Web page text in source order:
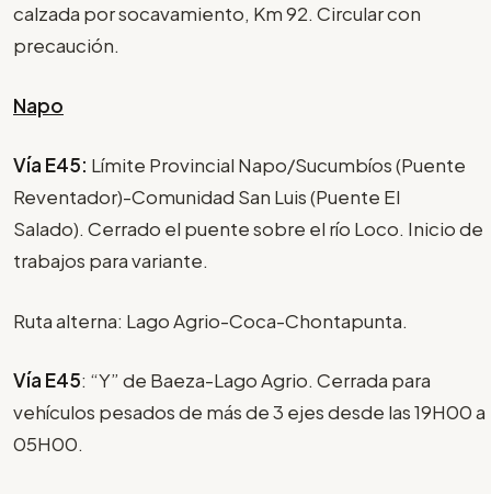
calzada por socavamiento, Km 92. Circular con
precaución.
Napo
Vía E45: Límite Provincial Napo/Sucumbíos (Puente
Reventador)-Comunidad San Luis (Puente El
Salado). Cerrado el puente sobre el río Loco. Inicio de
trabajos para variante.
Ruta alterna: Lago Agrio-Coca-Chontapunta.
Vía E45: “Y” de Baeza-Lago Agrio. Cerrada para
vehículos pesados de más de 3 ejes desde las 19H00 a
05H00.